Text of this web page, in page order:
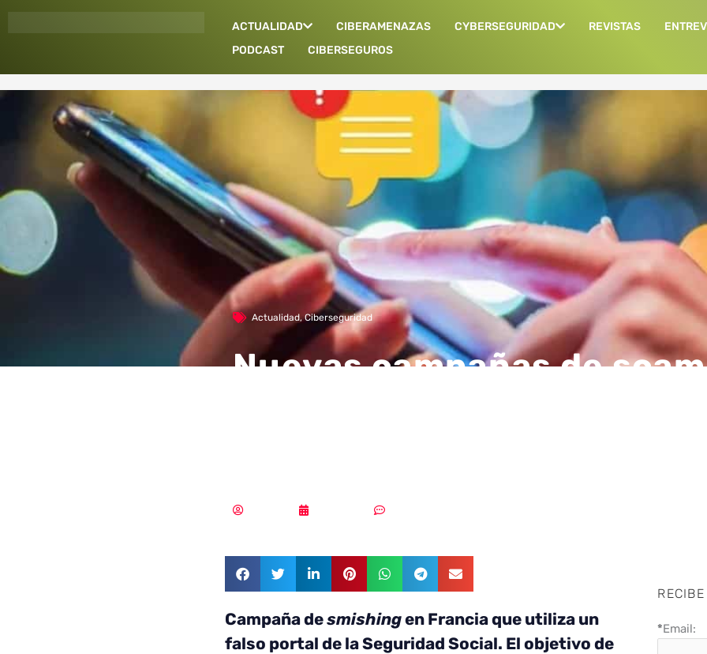
ACTUALIDAD CIBERAMENAZAS CYBERSEGURIDAD REVISTAS
PODCAST
CIBERSEGUROS
Actualidad,Ciberseguridad
Nuevas campañas de
Campaña desmishingen Francia que utiliza un
falso portal de la Seguridad Social. El objetivo de
*Email: